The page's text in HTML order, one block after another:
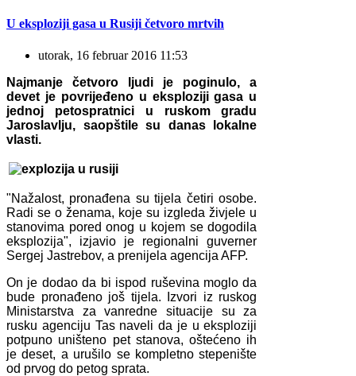
U eksploziji gasa u Rusiji četvoro mrtvih
utorak, 16 februar 2016 11:53
Najmanje četvoro ljudi je poginulo, a
devet je povrijeđeno u eksploziji gasa u
jednoj petospratnici u ruskom gradu
Јaroslavlju, saopštile su danas lokalne
vlasti.
"Nažalost, pronađena su tijela četiri osobe.
Radi se o ženama, koje su izgleda živjele u
stanovima pored onog u kojem se dogodila
eksplozija", izjavio je regionalni guverner
Sergej Јastrebov, a prenijela agencija AFP.
On je dodao da bi ispod ruševina moglo da
bude pronađeno još tijela. Izvori iz ruskog
Ministarstva za vanredne situacije su za
rusku agenciju Tas naveli da je u eksploziji
potpuno uništeno pet stanova, oštećeno ih
je deset, a urušilo se kompletno stepenište
od prvog do petog sprata.